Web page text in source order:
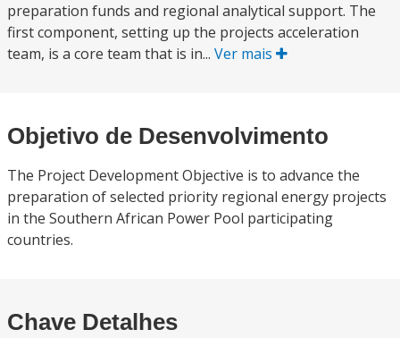
preparation funds and regional analytical support. The
first component, setting up the projects acceleration
team, is a core team that is in... Ver mais
Objetivo de Desenvolvimento
The Project Development Objective is to advance the
preparation of selected priority regional energy projects
in the Southern African Power Pool participating
countries.
Chave Detalhes